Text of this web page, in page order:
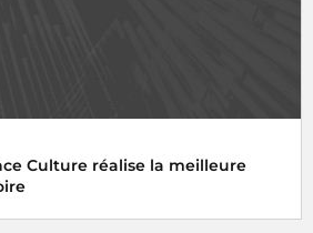
Culture réalise la meilleure